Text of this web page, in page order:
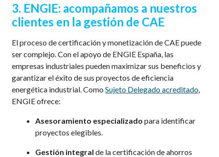
3. ENGIE: acompañamos a nuestros
clientes en la gestión de CAE
El proceso de certificación y monetización de CAE puede
ser complejo. Con el apoyo de ENGIE España, las
empresas industriales pueden maximizar sus beneficios y
garantizar el éxito de sus proyectos de eficiencia
energética industrial. ComoSujeto Delegado acreditado
ENGIE ofrece:
Asesoramiento especializadopara identificar
proyectos elegibles.
Gestión integralde la certificación de ahorros